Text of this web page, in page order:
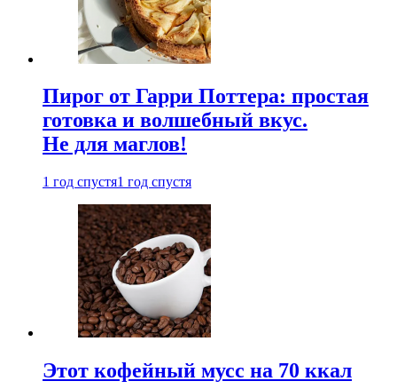
Пирог от Гарри Поттера: простая
готовка и волшебный вкус.
Не для маглов!
1 год спустя1 год спустя
Этот кофейный мусс на 70 ккал